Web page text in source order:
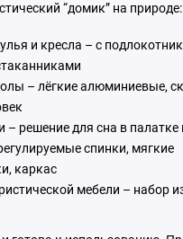
“домик” на природе:
и кресла – с
– лёгкие алюминиевые,
– решение для сна в палатке
спинки, мягкие
каркас
мебели – набор